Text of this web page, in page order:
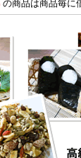
の商品は商品毎に